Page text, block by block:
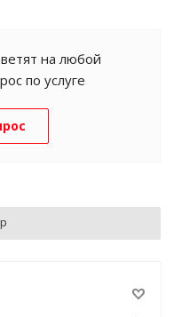
на любой
по услуге